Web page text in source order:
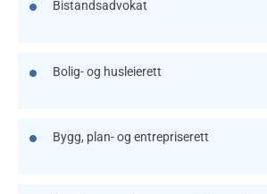
Bistandsadvokat
Bolig- og husleierett
Bygg, plan- og entrepriserett